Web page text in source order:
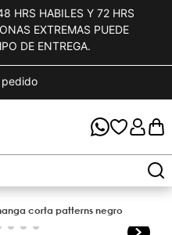
HRS HABILES Y 72 HRS
EXTREMAS PUEDE
DE ENTREGA.
corta patterns negro